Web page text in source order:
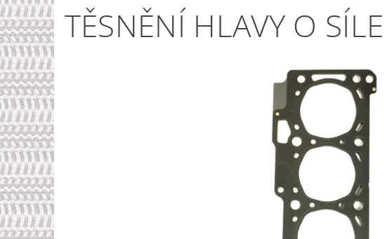
TĚSNĚNÍ HLAVY O